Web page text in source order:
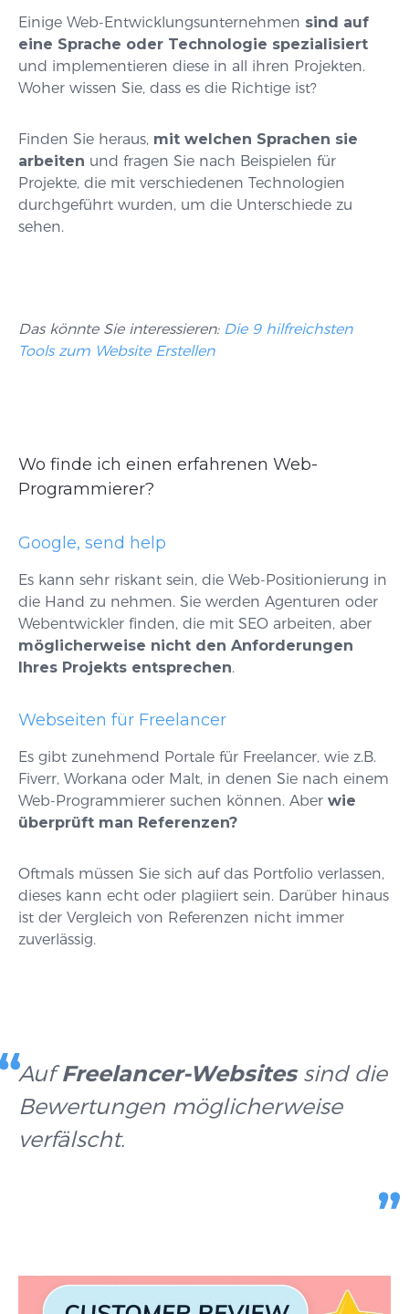
Einige Web-Entwicklungsunternehmen sind auf
eine Sprache oder Technologie spezialisiert
und implementieren diese in all ihren Projekten.
Woher wissen Sie, dass es die Richtige ist?
Finden Sie heraus, mit welchen Sprachen sie
arbeiten und fragen Sie nach Beispielen für
Projekte, die mit verschiedenen Technologien
durchgeführt wurden, um die Unterschiede zu
sehen.
Das könnte Sie interessieren: Die 9 hilfreichsten
Tools zum Website Erstellen
Wo finde ich einen erfahrenen Web-
Programmierer?
Google, send help
Es kann sehr riskant sein, die Web-Positionierung in
die Hand zu nehmen. Sie werden Agenturen oder
Webentwickler finden, die mit SEO arbeiten, aber
möglicherweise nicht den Anforderungen
Ihres Projekts entsprechen.
Webseiten für Freelancer
Es gibt zunehmend Portale für Freelancer, wie z.B.
Fiverr, Workana oder Malt, in denen Sie nach einem
Web-Programmierer suchen können. Aber wie
überprüft man Referenzen?
Oftmals müssen Sie sich auf das Portfolio verlassen,
dieses kann echt oder plagiiert sein. Darüber hinaus
ist der Vergleich von Referenzen nicht immer
zuverlässig.
AufFreelancer-Websitessind die
Bewertungen möglicherweise
verfälscht.